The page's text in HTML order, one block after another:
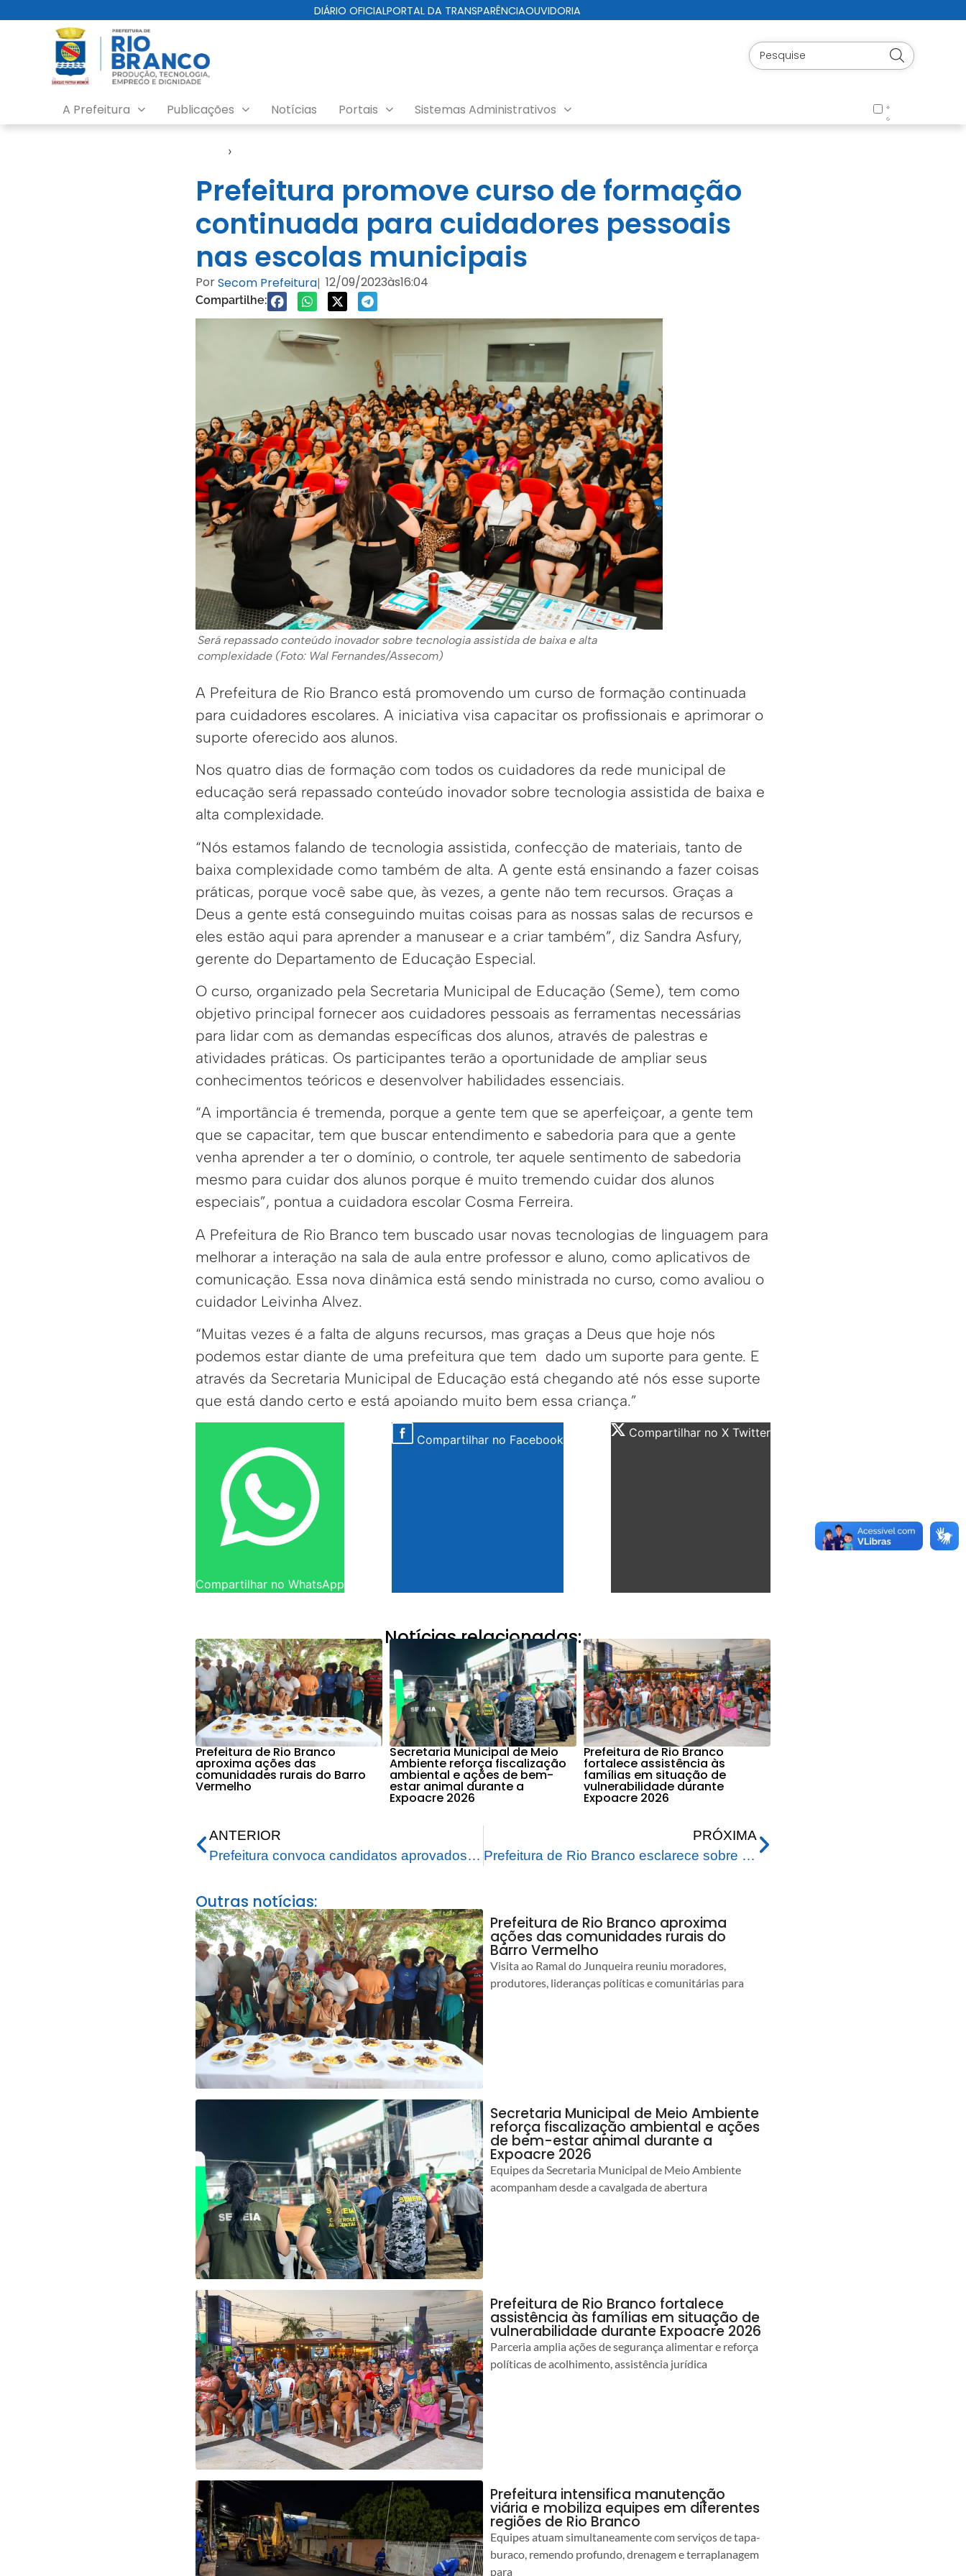
DIÁRIO OFICIALPORTAL DA TRANSPARÊNCIAOUVIDORIA
A Prefeitura Publicações Notícias Portais Sistemas Administrativos
›
Prefeitura promove curso de formação
continuada para cuidadores pessoais
nas escolas municipais
PorSecom Prefeitura| 12/09/2023às16:04
Compartilhe:
Será repassado conteúdo inovador sobre tecnologia assistida de baixa e alta
complexidade (Foto: Wal Fernandes/Assecom)
A Prefeitura de Rio Branco está promovendo um curso de formação continuada
para cuidadores escolares. A iniciativa visa capacitar os profissionais e aprimorar o
suporte oferecido aos alunos.
Nos quatro dias de formação com todos os cuidadores da rede municipal de
educação será repassado conteúdo inovador sobre tecnologia assistida de baixa e
alta complexidade.
“Nós estamos falando de tecnologia assistida, confecção de materiais, tanto de
baixa complexidade como também de alta. A gente está ensinando a fazer coisas
práticas, porque você sabe que, às vezes, a gente não tem recursos. Graças a
Deus a gente está conseguindo muitas coisas para as nossas salas de recursos e
eles estão aqui para aprender a manusear e a criar também”, diz Sandra Asfury,
gerente do Departamento de Educação Especial.
O curso, organizado pela Secretaria Municipal de Educação (Seme), tem como
objetivo principal fornecer aos cuidadores pessoais as ferramentas necessárias
para lidar com as demandas específicas dos alunos, através de palestras e
atividades práticas. Os participantes terão a oportunidade de ampliar seus
conhecimentos teóricos e desenvolver habilidades essenciais.
“A importância é tremenda, porque a gente tem que se aperfeiçoar, a gente tem
que se capacitar, tem que buscar entendimento e sabedoria para que a gente
venha aprender a ter o domínio, o controle, ter aquele sentimento de sabedoria
mesmo para cuidar dos alunos porque é muito tremendo cuidar dos alunos
especiais”, pontua a cuidadora escolar Cosma Ferreira.
A Prefeitura de Rio Branco tem buscado usar novas tecnologias de linguagem para
melhorar a interação na sala de aula entre professor e aluno, como aplicativos de
comunicação. Essa nova dinâmica está sendo ministrada no curso, como avaliou o
cuidador Leivinha Alvez.
“Muitas vezes é a falta de alguns recursos, mas graças a Deus que hoje nós
podemos estar diante de uma prefeitura que tem dado um suporte para gente. E
através da Secretaria Municipal de Educação está chegando até nós esse suporte
que está dando certo e está apoiando muito bem essa criança.”
Compartilhar no WhatsApp
Compartilhar no Facebook Compartilhar no X Twitter
Notícias relacionadas:
Prefeitura de Rio Branco
aproxima ações das
comunidades rurais do Barro
Vermelho
Secretaria Municipal de Meio
Ambiente reforça fiscalização
ambiental e ações de bem-
estar animal durante a
Expoacre 2026
Prefeitura de Rio Branco
fortalece assistência às
famílias em situação de
vulnerabilidade durante
Expoacre 2026
ANTERIOR
Prefeitura convoca candidatos aprovados em Processo Seletivo Simplificado da Seme
PRÓXIMA
Prefeitura de Rio Branco esclarece sobre derrubada de palmeiras-imperiais na Via Chico Mendes
Outras notícias:
Prefeitura de Rio Branco aproxima
ações das comunidades rurais do
Barro Vermelho
Visita ao Ramal do Junqueira reuniu moradores,
produtores, lideranças políticas e comunitárias para
Secretaria Municipal de Meio Ambiente
reforça fiscalização ambiental e ações
de bem-estar animal durante a
Expoacre 2026
Equipes da Secretaria Municipal de Meio Ambiente
acompanham desde a cavalgada de abertura
Prefeitura de Rio Branco fortalece
assistência às famílias em situação de
vulnerabilidade durante Expoacre 2026
Parceria amplia ações de segurança alimentar e reforça
políticas de acolhimento, assistência jurídica
Prefeitura intensifica manutenção
viária e mobiliza equipes em diferentes
regiões de Rio Branco
Equipes atuam simultaneamente com serviços de tapa-
buraco, remendo profundo, drenagem e terraplanagem
para